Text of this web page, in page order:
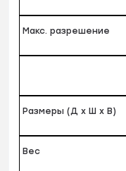
Макс. разрешение
Размеры (Д x Ш x В)
Вес